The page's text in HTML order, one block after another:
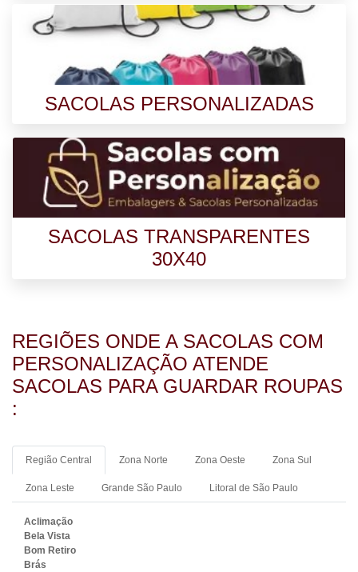
SACOLAS PERSONALIZADAS
SACOLAS TRANSPARENTES
30X40
REGIÕES ONDE A SACOLAS COM
PERSONALIZAÇÃO ATENDE
SACOLAS PARA GUARDAR ROUPAS​
:
Região Central Zona Norte Zona Oeste Zona Sul
Zona Leste Grande São Paulo Litoral de São Paulo
Aclimação
Bela Vista
Bom Retiro
Brás